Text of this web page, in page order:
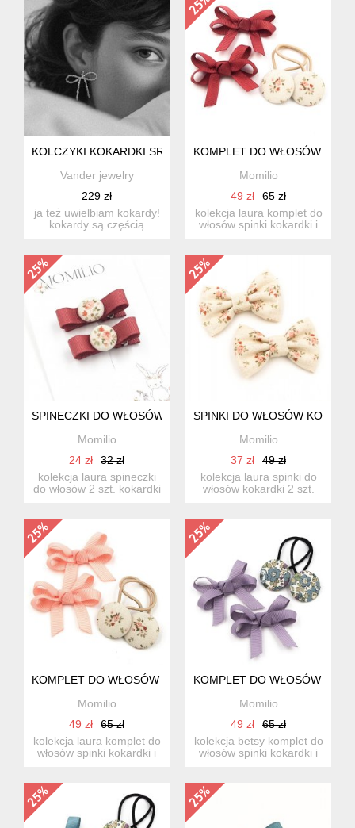
KOLCZYKI KOKARDKI SREBRO
Vander jewelry
229 zł
ja też uwielbiam kokardy!
kokardy są częścią
KOMPLET DO WŁOSÓW
Momilio
49 zł
65 zł
kolekcja laura komplet do
włosów spinki kokardki i
SPINECZKI DO WŁOSÓW Z GUZICZKIEM LAURA
Momilio
24 zł
32 zł
kolekcja laura spineczki
do włosów 2 szt. kokardki
SPINKI DO WŁOSÓW
Momilio
37 zł
49 zł
kolekcja laura spinki do
włosów kokardki 2 szt.
KOMPLET DO WŁOSÓW GUMKI I SPINKI LAURA
Momilio
49 zł
65 zł
kolekcja laura komplet do
włosów spinki kokardki i
KOMPLET DO WŁOSÓW
Momilio
49 zł
65 zł
kolekcja betsy komplet do
włosów spinki kokardki i